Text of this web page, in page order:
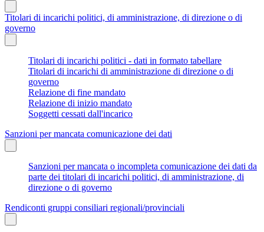
Titolari di incarichi politici, di amministrazione, di direzione o di
governo
Titolari di incarichi politici - dati in formato tabellare
Titolari di incarichi di amministrazione di direzione o di
governo
Relazione di fine mandato
Relazione di inizio mandato
Soggetti cessati dall'incarico
Sanzioni per mancata comunicazione dei dati
Sanzioni per mancata o incompleta comunicazione dei dati da
parte dei titolari di incarichi politici, di amministrazione, di
direzione o di governo
Rendiconti gruppi consiliari regionali/provinciali